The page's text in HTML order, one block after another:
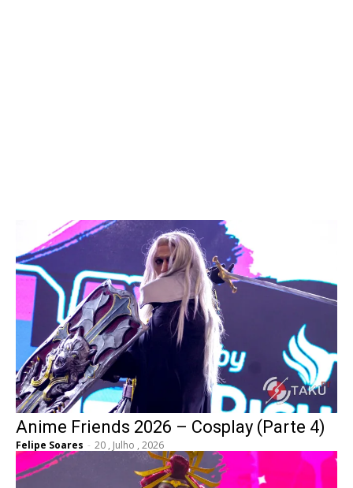
Anime Friends 2026 – Cosplay (Parte 4)
Felipe Soares - 20 , Julho , 2026